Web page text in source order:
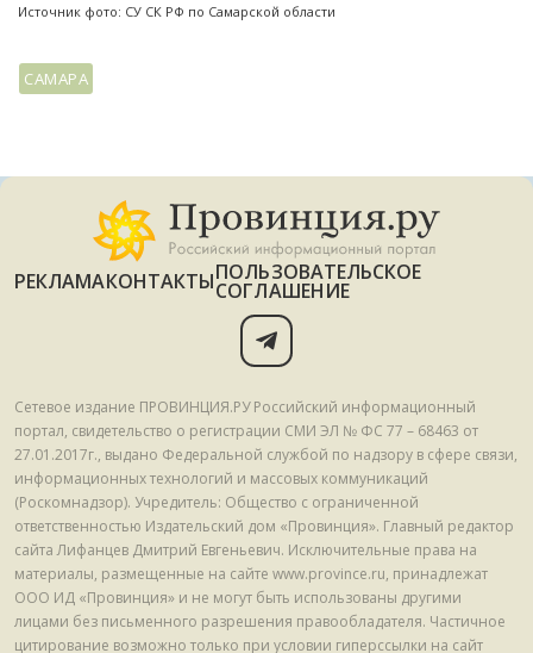
Источник фото: СУ СК РФ по Самарской области
САМАРА
РЕКЛАМАКОНТАКТЫПОЛЬЗОВАТЕЛЬСКОЕ
СОГЛАШЕНИЕ
Сетевое издание ПРОВИНЦИЯ.РУ Российский информационный
портал, свидетельство о регистрации СМИ ЭЛ № ФС 77 – 68463 от
27.01.2017г., выдано Федеральной службой по надзору в сфере связи,
информационных технологий и массовых коммуникаций
(Роскомнадзор). Учредитель: Общество с ограниченной
ответственностью Издательский дом «Провинция». Главный редактор
сайта Лифанцев Дмитрий Евгеньевич. Исключительные права на
материалы, размещенные на сайте www.province.ru, принадлежат
ООО ИД «Провинция» и не могут быть использованы другими
лицами без письменного разрешения правообладателя. Частичное
цитирование возможно только при условии гиперссылки на сайт